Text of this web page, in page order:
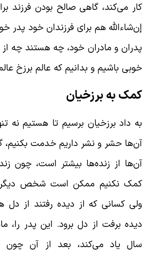
می‌کند، گاهی صالح بودن فرزند برای
هم برای فرزندان خود پدر
و مادران خود، چه هستند چه از
باشیم و بدانیم که عالم برزخ
به برزخیان
داد برزخیان برسیم تا هستیم نه تنها
حشر و نشر داریم خدمت بکنیم، گره
از زنده‌ها بیشتر است، چون
نکنیم ممکن است شخص دیگری
کسانی که از دیده رفتند از دل هم
برفت از دل برود. این پدر را،
یاد می‌کند، بعد از آن چون